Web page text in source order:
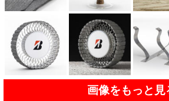
画像をもっと見